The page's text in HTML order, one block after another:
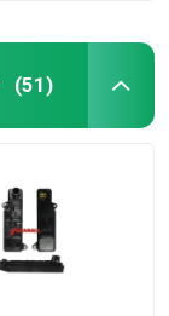
(51)